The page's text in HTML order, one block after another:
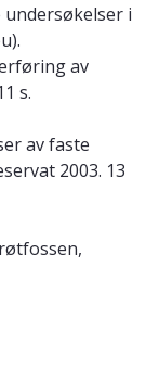
undersøkelser i
av
s.
av faste
2003. 13